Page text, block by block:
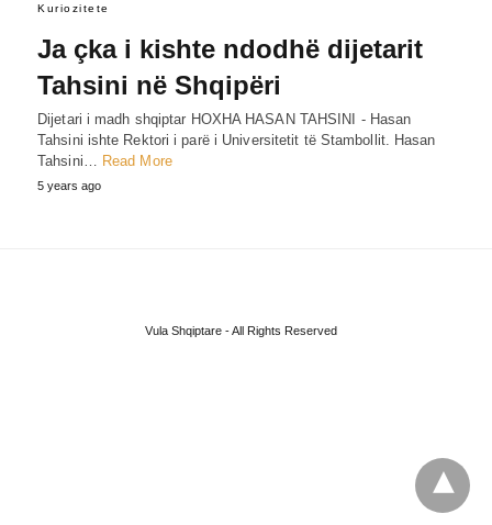
Kuriozitete
Ja çka i kishte ndodhë dijetarit
Tahsini në Shqipëri
Dijetari i madh shqiptar HOXHA HASAN TAHSINI - Hasan
Tahsini ishte Rektori i parë i Universitetit të Stambollit. Hasan
Tahsini… Read More
5 years ago
Vula Shqiptare - All Rights Reserved